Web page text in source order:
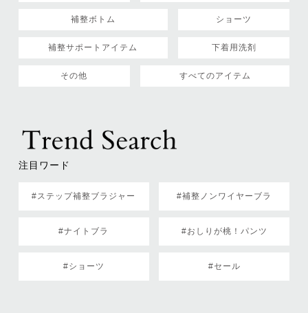
補整ボトム ショーツ
補整サポートアイテム 下着用洗剤
その他 すべてのアイテム
注目ワード
#ステップ補整ブラジャー #補整ノンワイヤーブラ
#ナイトブラ #おしりが桃！パンツ
#ショーツ #セール